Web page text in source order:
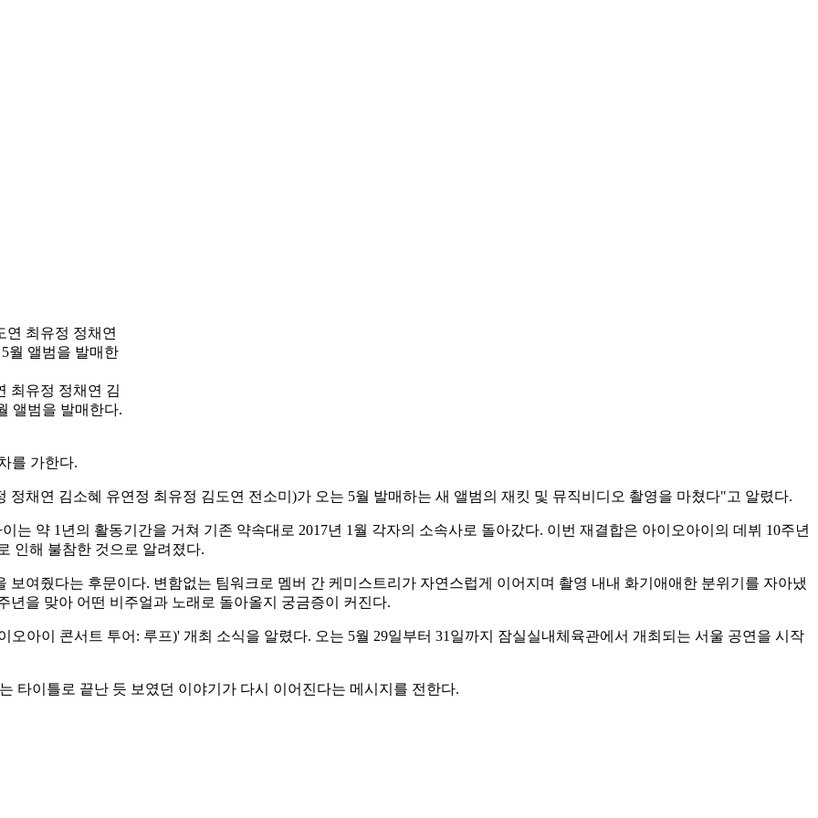
최유정 정채연 김
앨범을 발매한다.
를 가한다.
채연 김소혜 유연정 최유정 김도연 전소미)가 오는 5월 발매하는 새 앨범의 재킷 및 뮤직비디오 촬영을 마쳤다"고 알렸다.
는 약 1년의 활동기간을 거쳐 기존 약속대로 2017년 1월 각자의 소속사로 돌아갔다. 이번 재결합은 아이오아이의 데뷔 10주년
인해 불참한 것으로 알려졌다.
여줬다는 후문이다. 변함없는 팀워크로 멤버 간 케미스트리가 자연스럽게 이어지며 촬영 내내 화기애애한 분위기를 자아냈
을 맞아 어떤 비주얼과 노래로 돌아올지 궁금증이 커진다.
오아이 콘서트 투어: 루프)' 개최 소식을 알렸다. 오는 5월 29일부터 31일까지 잠실실내체육관에서 개최되는 서울 공연을 시작
타이틀로 끝난 듯 보였던 이야기가 다시 이어진다는 메시지를 전한다.